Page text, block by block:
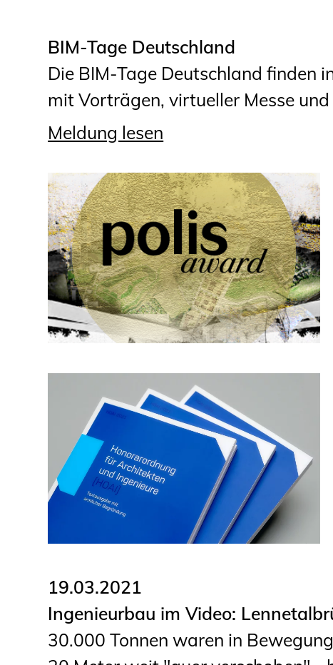
BIM-Tage Deutschland
Die BIM-Tage Deutschland finden
mit Vorträgen, virtueller Messe und
Meldung lesen
19.03.2021
Ingenieurbau im Video:
30.000 Tonnen waren in